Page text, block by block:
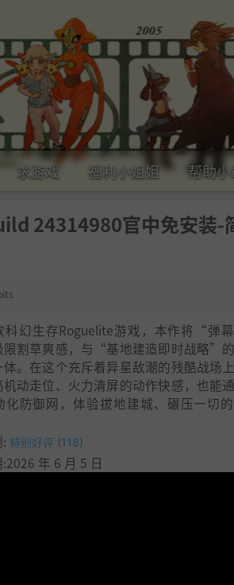
求游戏 福利小姐姐 帮助
24314980官中免安装-
科幻生存Roguelite游戏，本作将“弹
割草爽感，与“基地建造即时战略”
体。在这个充斥着异星敌潮的残酷战场
机动走位、火力清屏的动作快感，也能
化防御网，体验拔地建城、碾压一切
特别好评 (118)
年 6 月 5 日